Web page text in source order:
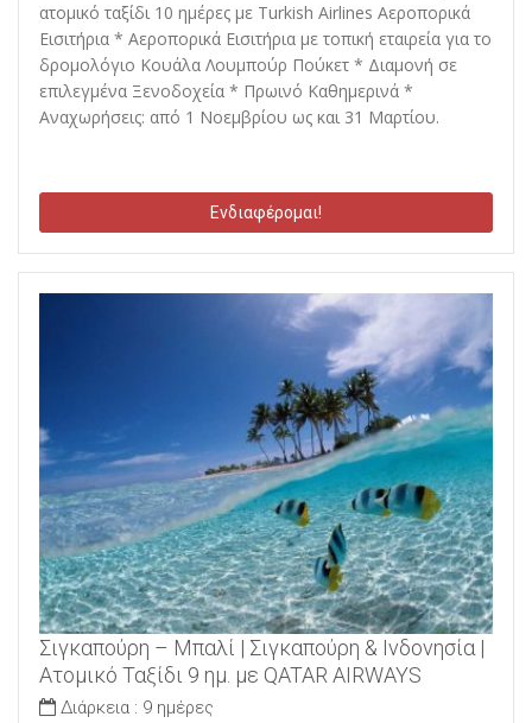
ατομικό ταξίδι 10 ημέρες με Turkish Airlines Αεροπορικά
Εισιτήρια * Αεροπορικά Εισιτήρια με τοπική εταιρεία για το
δρομολόγιο Κουάλα Λουμπούρ Πούκετ * Διαμονή σε
επιλεγμένα Ξενοδοχεία * Πρωινό Καθημερινά *
Αναχωρήσεις: από 1 Νοεμβρίου ως και 31 Μαρτίου.
Ενδιαφέρομαι!
Σιγκαπούρη – Μπαλί | Σιγκαπούρη & Ινδονησία |
Ατομικό Ταξίδι 9 ημ. με QATAR AIRWAYS
Διάρκεια : 9 ημέρες